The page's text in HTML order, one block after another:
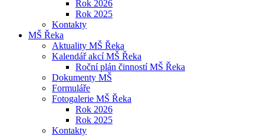
Rok 2026
Rok 2025
Kontakty
MŠ Řeka
Aktuality MŠ Řeka
Kalendář akcí MŠ Řeka
Roční plán činností MŠ Řeka
Dokumenty MŠ
Formuláře
Fotogalerie MŠ Řeka
Rok 2026
Rok 2025
Kontakty